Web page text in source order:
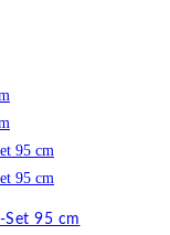
Set 95 cm